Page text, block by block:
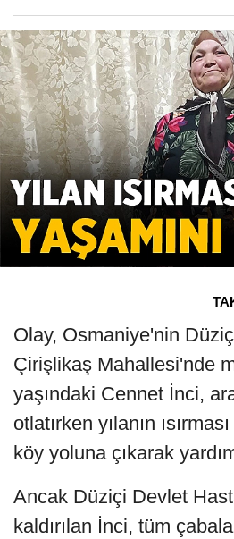
Olay, Osmaniye'nin
Çirişlikaş Mahallesi'nde
yaşındaki Cennet İnci,
otlatırken yılanın
köy yoluna çıkarak
Ancak Düziçi Devlet
kaldırılan İnci, tüm